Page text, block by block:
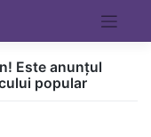
Este anunțul
popular